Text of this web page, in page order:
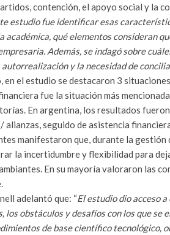
contención, el apoyo social y la
estudio fue identificar esas
académica, qué elementos consideran
Además, se indagó sobre
autorrealización y la necesidad de
el estudio se destacaron 3
fue la situación más
En argentina, los resultados
alianzas, seguido de asistencia
manifestaron que, durante la
la incertidumbre y flexibilidad para
En su mayoría valoraron las
adelantó que: “El estudio dio acceso
los obstáculos y desafíos con los que
de base científico tecnológico,